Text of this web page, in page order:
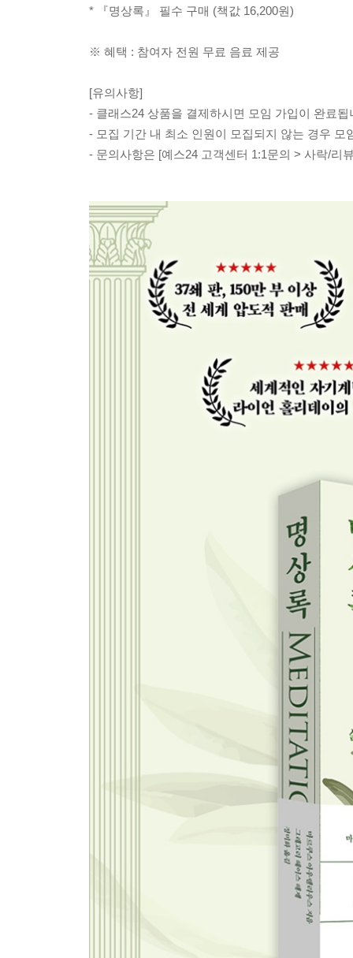
* 『명상록』 필수 구매 (책값 16,200원)
※ 혜택 : 참여자 전원 무료 음료 제공
[유의사항]
- 클래스24 상품을 결제하시면 모임 가입이 완료됩
- 모집 기간 내 최소 인원이 모집되지 않는 경우
- 문의사항은 [예스24 고객센터 1:1문의 > 사락/리